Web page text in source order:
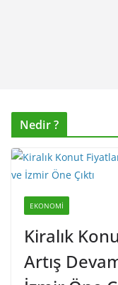
Nedir ?
EKONOMI
Kiralık
Artış